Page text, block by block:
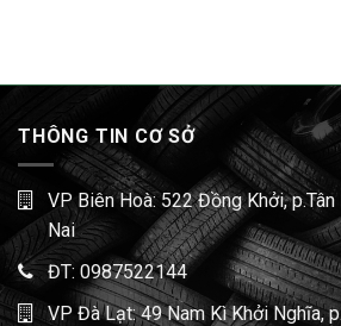
THÔNG TIN CƠ SỞ
VP Biên Hoà: 522 Đồng Khởi,
Nai
ĐT: 0987522144
VP Đà Lạt: 49 Nam Kì Khởi Nghĩa,